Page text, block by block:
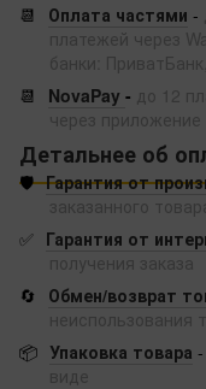
📆
Оплата частями -
платежей через
банки:
📆
NovaPay - до 12
через приложение
Детальнее об
🛡️ Гарантия от
заказанного
✅ Гарантия от
получения заказа
🔄
Обмен/возврат
неиспользования
📦 Упаковка товара -
виде